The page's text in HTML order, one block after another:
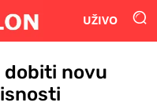
UŽIVO
dobiti novu